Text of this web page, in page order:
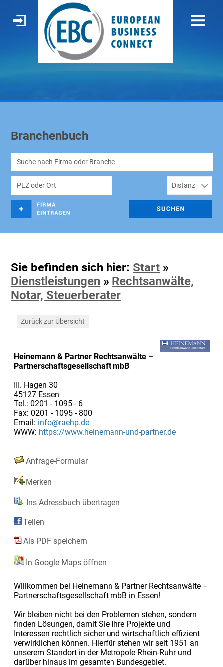
Branchenbuch
Sie befinden sich hier: Start »
Dienstleistungen » Rechtsanwälte,
Notar, Steuerberater
Zurück zur Übersicht
Heinemann & Partner Rechtsanwälte –
Partnerschaftsgesellschaft mbB
III. Hagen 30
45127 Essen
Tel.: 0201 - 1095 - 6
Fax: 0201 - 1095 - 800
Email: info@raehp.de
WWW: https://www.heinemann-und-partner.de
Anfrage-Formular
Merken
Ins Adressbuch übertragen
Teilen
Als PDF speichern
In Google Maps öffnen
Willkommen bei Heinemann & Partner Rechtsanwälte –
Partnerschaftsgesellschaft mbB in Essen!
Wir bleiben nicht bei den Problemen stehen, sondern
finden Lösungen, damit Sie Ihre Projekte und
Interessen rechtlich sicher und wirtschaftlich effizient
verwirklichen können. Hierfür stehen wir seit 1951 an
unserem Standort in der Metropole Rhein-Ruhr und
darüber hinaus im gesamten Bundesgebiet.